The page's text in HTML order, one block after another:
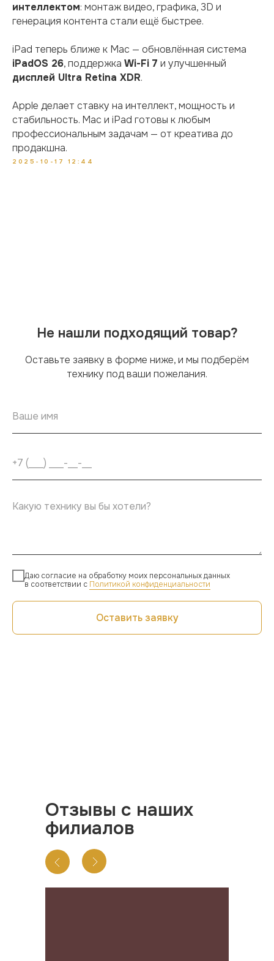
интеллектом: монтаж видео, графика, 3D и
генерация контента стали ещё быстрее.
iPad теперь ближе к Mac — обновлённая система
iPadOS 26, поддержка Wi-Fi 7 и улучшенный
дисплей Ultra Retina XDR.
Apple делает ставку на интеллект, мощность и
стабильность. Mac и iPad готовы к любым
профессиональным задачам — от креатива до
продакшна.
2025-10-17 12:44
Не нашли подходящий товар?
Оставьте заявку в форме ниже, и мы подберём
технику под ваши пожелания.
Даю согласие на обработку моих персональных данных
в соответствии с Политикой конфиденциальности
Оставить заявку
Отзывы с наших
филиалов